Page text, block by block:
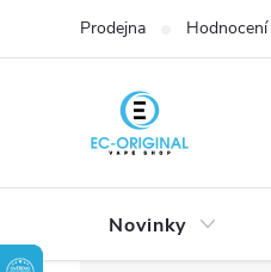
Prodejna
Novinky